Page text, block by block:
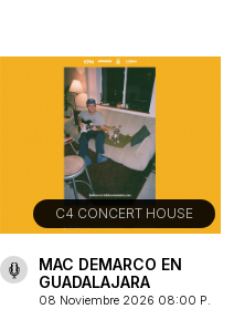
C4 CONCERT HOUSE
MAC DEMARCO EN
GUADALAJARA
08 Noviembre 2026 08:00 P.